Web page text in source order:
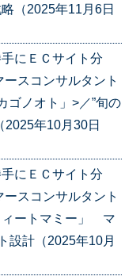
（2025年11月6日
にＥＣサイト分
スコンサルタント
ノオト」>／”旬の
2025年10月30日
にＥＣサイト分
スコンサルタント
ートマミー」 マ
設計（2025年10月